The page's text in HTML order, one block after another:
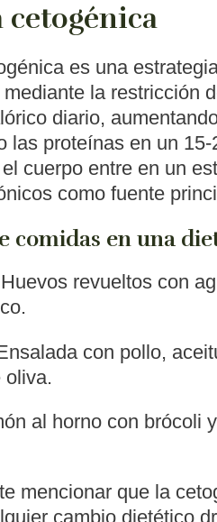
cetogénica
es una
la restricción
diario,
las proteínas en un
cuerpo entre en un
como fuente
comidas en una
revueltos con
con pollo,
oliva.
al horno con brócoli
mencionar que la
cambio dietético